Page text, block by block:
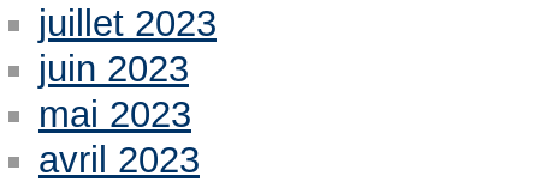
juillet 2023
juin 2023
mai 2023
avril 2023